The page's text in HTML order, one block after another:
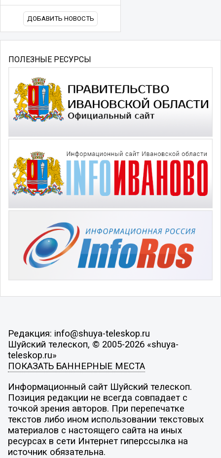
ДОБАВИТЬ НОВОСТЬ
ПОЛЕЗНЫЕ РЕСУРСЫ
Редакция: info@shuya-teleskop.ru
Шуйский телескоп, © 2005-2026 «shuya-
teleskop.ru»
ПОКАЗАТЬ БАННЕРНЫЕ МЕСТА
Информационный сайт Шуйский телескоп.
Позиция редакции не всегда совпадает с
точкой зрения авторов. При перепечатке
текстов либо ином использовании текстовых
материалов с настоящего сайта на иных
ресурсах в сети Интернет гиперссылка на
источник обязательна.